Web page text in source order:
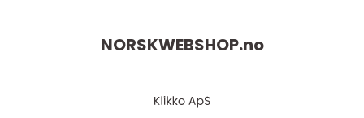
NORSKWEBSHOP.no